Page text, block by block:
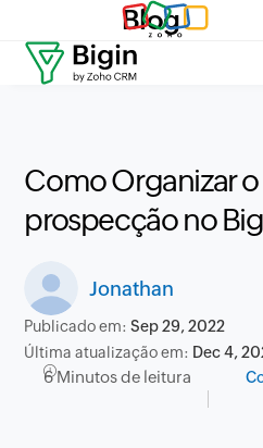
Blog
Como Organizar
prospecção no
Jonathan
Publicado em:Sep 29, 2022
Última atualização em: Dec 4,
6 Minutos de leitura